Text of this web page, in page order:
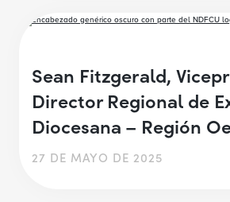
Sean Fitzgerald,
Director Regional de
Diocesana – Región
27 DE MAYO DE 2025